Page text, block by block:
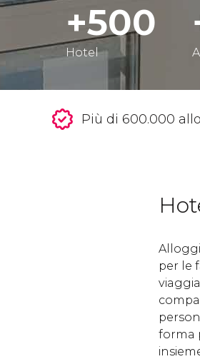
+500
Hotel
Più di 600.000
per le
forma